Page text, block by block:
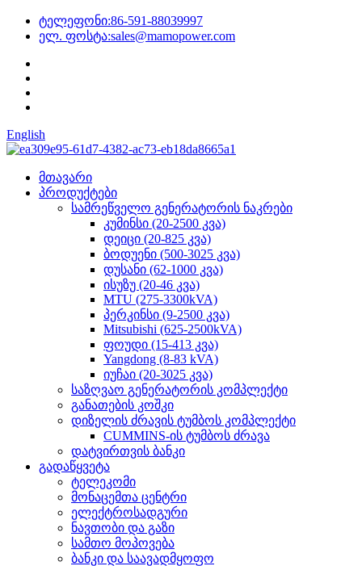
ტელეფონი:86-591-88039997
ელ. ფოსტა:sales@mamopower.com
English
მთავარი
პროდუქტები
სამრეწველო გენერატორის ნაკრები
კუმინსი (20-2500 კვა)
დეიცი (20-825 კვა)
ბოდუენი (500-3025 კვა)
დუსანი (62-1000 კვა)
ისუზუ (20-46 კვა)
MTU (275-3300kVA)
პერკინსი (9-2500 კვა)
Mitsubishi (625-2500kVA)
ფოუდი (15-413 კვა)
Yangdong (8-83 kVA)
იუჩაი (20-3025 კვა)
საზღვაო გენერატორის კომპლექტი
განათების კოშკი
დიზელის ძრავის ტუმბოს კომპლექტი
CUMMINS-ის ტუმბოს ძრავა
დატვირთვის ბანკი
გადაწყვეტა
ტელეკომი
მონაცემთა ცენტრი
ელექტროსადგური
ნავთობი და გაზი
სამთო მოპოვება
ბანკი და საავადმყოფო